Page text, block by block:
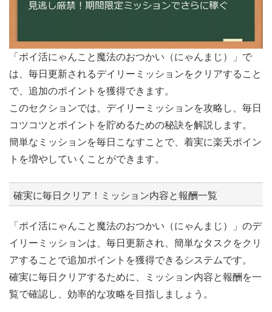
「ポイ活にゃんこと魔法のおつかい（にゃんまじ）」で
は、毎日更新されるデイリーミッションをクリアすること
で、追加のポイントを獲得できます。
このセクションでは、デイリーミッションを攻略し、毎日
コツコツとポイントを貯めるための秘訣を解説します。
簡単なミッションを毎日こなすことで、着実に楽天ポイン
トを増やしていくことができます。
確実に毎日クリア！ミッション内容と報酬一覧
「ポイ活にゃんこと魔法のおつかい（にゃんまじ）」のデ
イリーミッションは、毎日更新され、簡単なタスクをクリ
アすることで追加ポイントを獲得できるシステムです。
確実に毎日クリアするために、ミッション内容と報酬を一
覧で確認し、効率的な攻略を目指しましょう。